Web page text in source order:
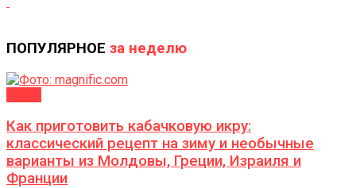
ПОПУЛЯРНОЕ за неделю
Как приготовить кабачковую икру:
классический рецепт на зиму и необычные
варианты из Молдовы, Греции, Израиля и
Франции